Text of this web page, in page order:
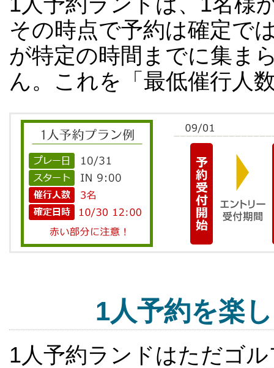
その時点で予約は確定で
が特定の時間までに集ま
ん。これを「最低催行人
1人予約を楽
1人予約ランドはただゴ